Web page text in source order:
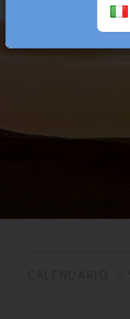
LA SCUOLA